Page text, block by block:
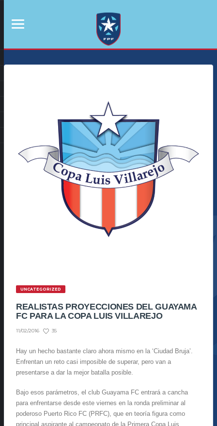
UNCATEGORIZED
REALISTAS PROYECCIONES DEL GUAYAMA
FC PARA LA COPA LUIS VILLAREJO
11/02/2016 35
Hay un hecho bastante claro ahora mismo en la ‘Ciudad Bruja’.
Enfrentan un reto casi imposible de superar, pero van a
presentarse a dar la mejor batalla posible.
Bajo esos parámetros, el club Guayama FC entrará a cancha
para enfrentarse desde este viernes en la ronda preliminar al
poderoso Puerto Rico FC (PRFC), que en teoría figura como
principal aspirante al campeonato de la Primera Copa Luis